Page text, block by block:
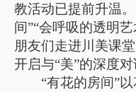
教活动已提前升温
间”“会呼吸的透明
朋友们走进川美课
开启与“美”的深度对
“有花的房间”